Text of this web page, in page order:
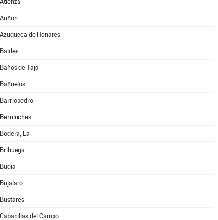
Atienza
Auñón
Azuqueca de Henares
Baides
Baños de Tajo
Bañuelos
Barriopedro
Berninches
Bodera, La
Brihuega
Budia
Bujalaro
Bustares
Cabanillas del Campo